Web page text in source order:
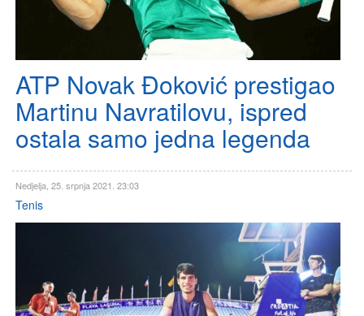
ATP Novak Đoković prestigao
Martinu Navratilovu, ispred
ostala samo jedna legenda
Nedjelja, 25. srpnja 2021. 23:03
Tenis